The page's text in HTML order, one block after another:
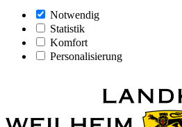
Notwendig
Statistik
Komfort
Personalisierung